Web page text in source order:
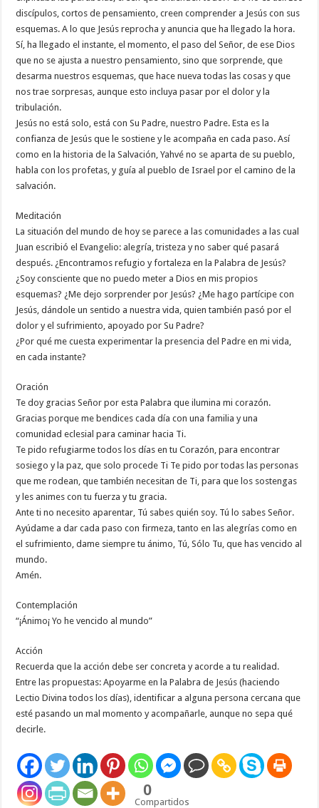
discípulos, cortos de pensamiento, creen comprender a Jesús con sus
esquemas. A lo que Jesús reprocha y anuncia que ha llegado la hora.
Sí, ha llegado el instante, el momento, el paso del Señor, de ese Dios
que no se ajusta a nuestro pensamiento, sino que sorprende, que
desarma nuestros esquemas, que hace nueva todas las cosas y que
nos trae sorpresas, aunque esto incluya pasar por el dolor y la
tribulación.
Jesús no está solo, está con Su Padre, nuestro Padre. Esta es la
confianza de Jesús que le sostiene y le acompaña en cada paso. Así
como en la historia de la Salvación, Yahvé no se aparta de su pueblo,
habla con los profetas, y guía al pueblo de Israel por el camino de la
salvación.
Meditación
La situación del mundo de hoy se parece a las comunidades a las cual
Juan escribió el Evangelio: alegría, tristeza y no saber qué pasará
después. ¿Encontramos refugio y fortaleza en la Palabra de Jesús?
¿Soy consciente que no puedo meter a Dios en mis propios
esquemas? ¿Me dejo sorprender por Jesús? ¿Me hago partícipe con
Jesús, dándole un sentido a nuestra vida, quien también pasó por el
dolor y el sufrimiento, apoyado por Su Padre?
¿Por qué me cuesta experimentar la presencia del Padre en mi vida,
en cada instante?
Oración
Te doy gracias Señor por esta Palabra que ilumina mi corazón.
Gracias porque me bendices cada día con una familia y una
comunidad eclesial para caminar hacia Ti.
Te pido refugiarme todos los días en tu Corazón, para encontrar
sosiego y la paz, que solo procede Ti Te pido por todas las personas
que me rodean, que también necesitan de Ti, para que los sostengas
y les animes con tu fuerza y tu gracia.
Ante ti no necesito aparentar, Tú sabes quién soy. Tú lo sabes Señor.
Ayúdame a dar cada paso con firmeza, tanto en las alegrías como en
el sufrimiento, dame siempre tu ánimo, Tú, Sólo Tu, que has vencido al
mundo.
Amén.
Contemplación
“¡Ánimo¡ Yo he vencido al mundo”
Acción
Recuerda que la acción debe ser concreta y acorde a tu realidad.
Entre las propuestas: Apoyarme en la Palabra de Jesús (haciendo
Lectio Divina todos los días), identificar a alguna persona cercana que
esté pasando un mal momento y acompañarle, aunque no sepa qué
decirle.
0
Compartidos